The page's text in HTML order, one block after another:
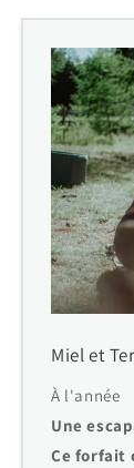
Miel et
À l'année
Une
Ce forfait